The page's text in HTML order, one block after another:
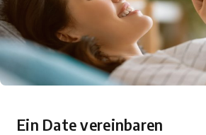
Ein Date vereinbaren